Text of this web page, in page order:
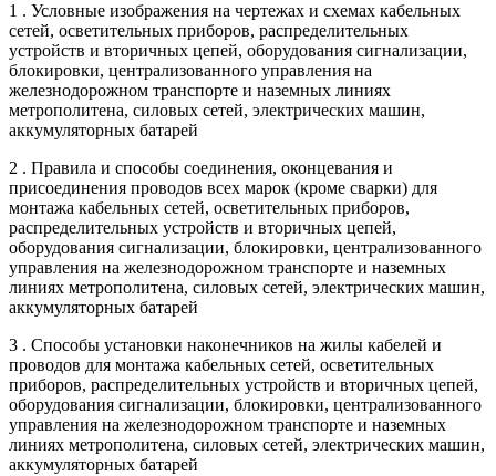
1 . Условные изображения на чертежах и схемах кабельных
сетей, осветительных приборов, распределительных
устройств и вторичных цепей, оборудования сигнализации,
блокировки, централизованного управления на
железнодорожном транспорте и наземных линиях
метрополитена, силовых сетей, электрических машин,
аккумуляторных батарей
2 . Правила и способы соединения, оконцевания и
присоединения проводов всех марок (кроме сварки) для
монтажа кабельных сетей, осветительных приборов,
распределительных устройств и вторичных цепей,
оборудования сигнализации, блокировки, централизованного
управления на железнодорожном транспорте и наземных
линиях метрополитена, силовых сетей, электрических машин,
аккумуляторных батарей
3 . Способы установки наконечников на жилы кабелей и
проводов для монтажа кабельных сетей, осветительных
приборов, распределительных устройств и вторичных цепей,
оборудования сигнализации, блокировки, централизованного
управления на железнодорожном транспорте и наземных
линиях метрополитена, силовых сетей, электрических машин,
аккумуляторных батарей